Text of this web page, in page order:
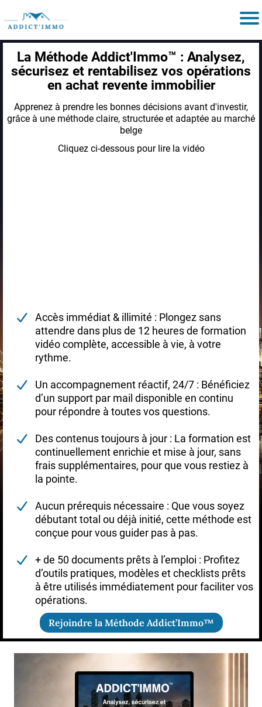
La Méthode Addict'Immo™ : Analysez,
sécurisez et rentabilisez vos opérations
en achat revente immobilier
Apprenez à prendre les bonnes décisions avant d'investir,
grâce à une méthode claire, structurée et adaptée au marché
belge
Cliquez ci-dessous pour lire la vidéo
Accès immédiat & illimité : Plongez sans
attendre dans plus de 12 heures de formation
vidéo complète, accessible à vie, à votre
rythme.
Un accompagnement réactif, 24/7 : Bénéficiez
d’un support par mail disponible en continu
pour répondre à toutes vos questions.
Des contenus toujours à jour : La formation est
continuellement enrichie et mise à jour, sans
frais supplémentaires, pour que vous restiez à
la pointe.
Aucun prérequis nécessaire : Que vous soyez
débutant total ou déjà initié, cette méthode est
conçue pour vous guider pas à pas.
+ de 50 documents prêts à l’emploi : Profitez
d’outils pratiques, modèles et checklists prêts
à être utilisés immédiatement pour faciliter vos
opérations.
Rejoindre la Méthode Addict’Immo™